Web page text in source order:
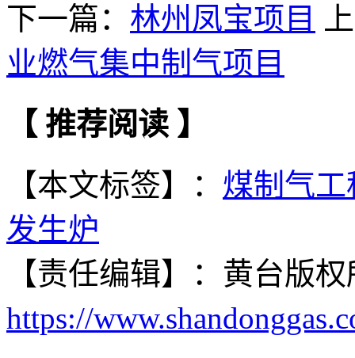
下一篇： 林州凤宝项目
业燃气集中制气项目
【 推荐阅读 】
【本文标签】： 煤制气工
发生炉
【责任编辑】： 黄台版权
https://